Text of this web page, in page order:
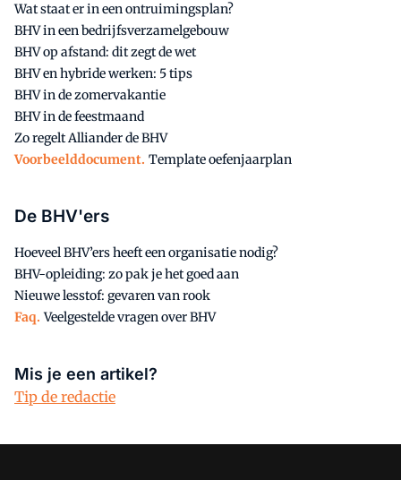
Wat staat er in een ontruimingsplan?
BHV in een bedrijfsverzamelgebouw
BHV op afstand: dit zegt de wet
BHV en hybride werken: 5 tips
BHV in de zomervakantie
BHV in de feestmaand
Zo regelt Alliander de BHV
Voorbeelddocument. Template oefenjaarplan
De BHV'ers
Hoeveel BHV’ers heeft een organisatie nodig?
BHV-opleiding: zo pak je het goed aan
Nieuwe lesstof: gevaren van rook
Faq. Veelgestelde vragen over BHV
Mis je een artikel?
Tip de redactie